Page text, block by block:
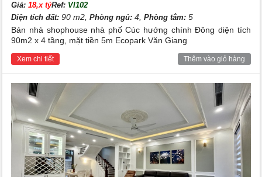
Giá:18,x tỷRef: VI102
Diện tích đất: 90 m2,Phòng ngủ: 4,Phòng tắm: 5
Bán nhà shophouse nhà phố Cúc hướng chính Đông diện tích
90m2 x 4 tầng, mặt tiền 5m Ecopark Văn Giang
Xem chi tiết Thêm vào giỏ hàng